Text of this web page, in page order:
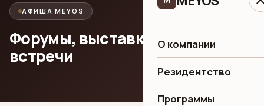
О компании
Резидентство
Программы
АФИША MEYOS
Форумы, выставки и деловые
встречи